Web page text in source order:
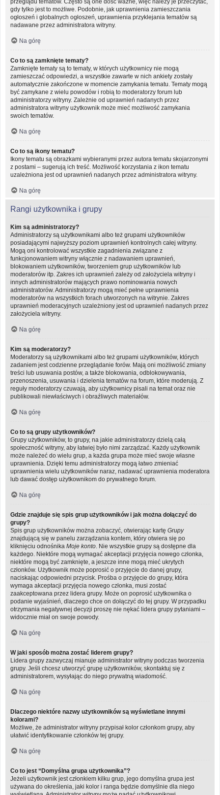
gdy tylko jest to możliwe. Podobnie, jak uprawnienia zamieszczania
ogłoszeń i globalnych ogłoszeń, uprawnienia przyklejania tematów są
nadawane przez administratora witryny.
Na górę
Co to są zamknięte tematy?
Zamknięte tematy są to tematy, w których użytkownicy nie mogą
zamieszczać odpowiedzi, a wszystkie zawarte w nich ankiety zostały
automatycznie zakończone w momencie zamykania tematu. Tematy mogą
być zamykane z wielu powodów i robią to moderatorzy forum lub
administratorzy witryny. Zależnie od uprawnień nadanych przez
administratora witryny użytkownik może mieć możliwość zamykania
swoich tematów.
Na górę
Co to są ikony tematu?
Ikony tematu są obrazkami wybieranymi przez autora tematu skojarzonymi
z postami – sugerują ich treść. Możliwość korzystania z ikon tematu
uzależniona jest od uprawnień nadanych przez administratora witryny.
Na górę
Rangi użytkownika i grupy
Kim są administratorzy?
Administratorzy są użytkownikami albo też grupami użytkowników
posiadającymi najwyższy poziom uprawnień kontrolnych całej witryny.
Mogą oni kontrolować wszystkie zagadnienia związane z
funkcjonowaniem witryny włącznie z nadawaniem uprawnień,
blokowaniem użytkowników, tworzeniem grup użytkowników lub
moderatorów itp. Zakres ich uprawnień zależy od założyciela witryny i
innych administratorów mających prawo nominowania nowych
administratorów. Administratorzy mogą mieć pełne uprawnienia
moderatorów na wszystkich forach utworzonych na witrynie. Zakres
uprawnień moderacyjnych uzależniony jest od uprawnień nadanych przez
założyciela witryny.
Na górę
Kim są moderatorzy?
Moderatorzy są użytkownikami albo też grupami użytkowników, których
zadaniem jest codzienne przeglądanie forów. Mają oni możliwość zmiany
treści lub usuwania postów, a także blokowania, odblokowywania,
przenoszenia, usuwania i dzielenia tematów na forum, które moderują. Z
reguły moderatorzy czuwają, aby użytkownicy pisali na temat oraz nie
publikowali niewłaściwych i obraźliwych materiałów.
Na górę
Co to są grupy użytkowników?
Grupy użytkowników, to grupy, na jakie administratorzy dzielą całą
społeczność witryny, aby łatwiej było nimi zarządzać. Każdy użytkownik
może należeć do wielu grup, a każda grupa może mieć swoje własne
uprawnienia. Dzięki temu administratorzy mogą łatwo zmieniać
uprawnienia wielu użytkowników naraz, nadawać uprawnienia moderatora
lub dawać dostęp użytkownikom do prywatnego forum.
Na górę
Gdzie znajduje się spis grup użytkowników i jak można dołączyć do
grupy?
Spis grup użytkowników można zobaczyć, otwierając kartę Grupy
znajdującą się w panelu zarządzania kontem, który otwiera się po
kliknięciu odnośnika Moje konto . Nie wszystkie grupy są dostępne dla
każdego. Niektóre mogą wymagać akceptacji przyjęcia nowego członka,
niektóre mogą być zamknięte, a jeszcze inne mogą mieć ukrytych
członków. Użytkownik może poprosić o przyjęcie do danej grupy,
naciskając odpowiedni przycisk. Prośba o przyjęcie do grupy, która
wymaga akceptacji przyjęcia nowego członka, musi zostać
zaakceptowana przez lidera grupy. Może on poprosić użytkownika o
podanie wyjaśnień, dlaczego chce on dołączyć do tej grupy. W przypadku
otrzymania negatywnej decyzji proszę nie nękać lidera grupy pytaniami –
widocznie miał on swoje powody.
Na górę
W jaki sposób można zostać liderem grupy?
Lidera grupy zazwyczaj mianuje administrator witryny podczas tworzenia
grupy. Jeśli chcesz utworzyć grupę użytkowników, skontaktuj się z
administratorem, wysyłając do niego prywatną wiadomość.
Na górę
Dlaczego niektóre nazwy użytkowników są wyświetlane innymi
kolorami?
Możliwe, że administrator witryny przypisał kolor członkom grupy, aby
ułatwić identyfikowanie członków tej grupy.
Na górę
Co to jest “Domyślna grupa użytkownika”?
Jeżeli użytkownik jest członkiem kilku grup, jego domyślna grupa jest
używana do określenia, jaki kolor i ranga będzie domyślnie dla niego